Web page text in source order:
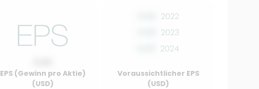
EPS (Gewinn pro Aktie)
(USD)
2022
2023
2024
Voraussichtlicher EPS
(USD)